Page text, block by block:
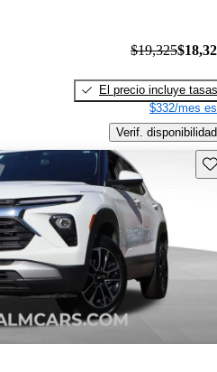
$19,325
El precio incluye tasas
$332/mes
Verif. disponibilidad